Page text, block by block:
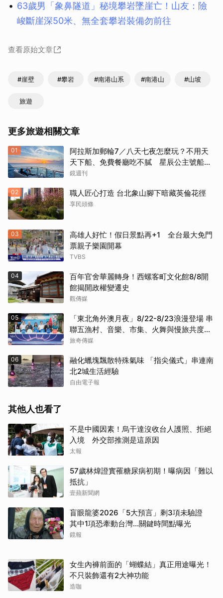
63歲男「象鼻隧道」秘境攀岩墜崖亡！山友：險
峻斷崖深50米、無全套攀岩裝備勿前往
查看原始文章
#崖壁 #攀岩 #南港山系 #南港山 #山坡
旅遊
更多旅遊相關文章
01
阿拉斯加郵輪7／八天七夜怎麼玩？不用天
天下船、免費餐廳吃不膩 星辰公主號船上
一日生活公開
鏡週刊
02 職人匠心打造 台北象山腳下暗藏英倫花徑
享民頭條
03
高雄人好忙！假日景點再+1 全台最大免門
票親子樂園開幕
TVBS
04
百年官舍華麗轉身！西螺客町文化館8/8開
館揭開政權變遷史
觀傳媒
05
「東北角外澳月夜」8/22-8/23浪漫登場 串
聯五漁村、音樂、市集、火舞與慢旅共度夏
夜
旅奇傳媒
06
融化蠟塊飄散特殊氣味 「指尖儀式」串連南
北2城生活經驗
自由電子報
其他人也看了
不是中國因素！烏干達沒收台人護照、拒絕
入境 外交部推測是這原因
太報
57歲林煒證實罹糖尿病初期！曝病因「難以
抵抗」
壹蘋新聞網
盲眼龍婆2026「5大預言」剩3項未驗證
其中1項恐牽動台灣...關鍵時間點曝光
鏡報
女生內褲前面的「蝴蝶結」真正用途曝光！
不只裝飾還有2大神功能
造咖